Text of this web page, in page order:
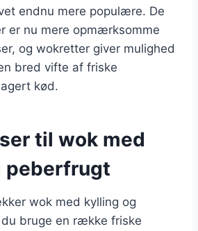
endnu mere populære. De
er nu mere opmærksomme
og wokretter giver mulighed
bred vifte af friske
kød.
til wok med
peberfrugt
wok med kylling og
bruge en række friske